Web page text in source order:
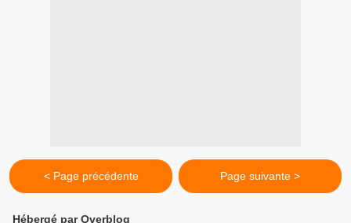
< Page précédente Page suivante >
Hébergé par Overblog